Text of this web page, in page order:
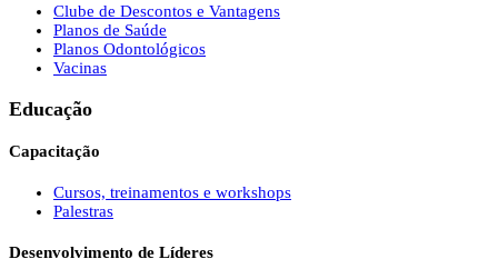
Clube de Descontos e Vantagens
Planos de Saúde
Planos Odontológicos
Vacinas
Educação
Capacitação
Cursos, treinamentos e workshops
Palestras
Desenvolvimento de Líderes